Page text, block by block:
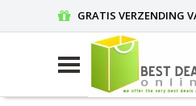
GRATIS VERZENDING